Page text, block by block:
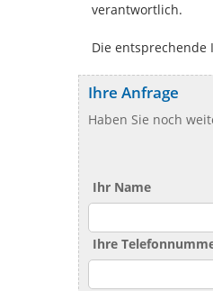
verantwortlich.
Die
Ihre Anfrage
Haben Sie noch
Ihr Name
Ihre